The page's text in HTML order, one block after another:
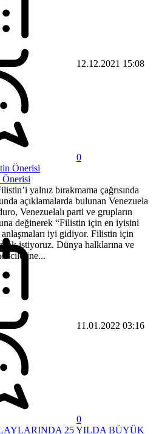
12.12.2021 15:08
0
yalnız bırakmama çağrısında
açıklamalarda bulunan Venezuela
Venezuelalı parti ve grupların
değinerek “Filistin için en iyisini
iyi gidiyor. Filistin için
istiyoruz. Dünya halklarına ve
11.01.2022 03:16
0